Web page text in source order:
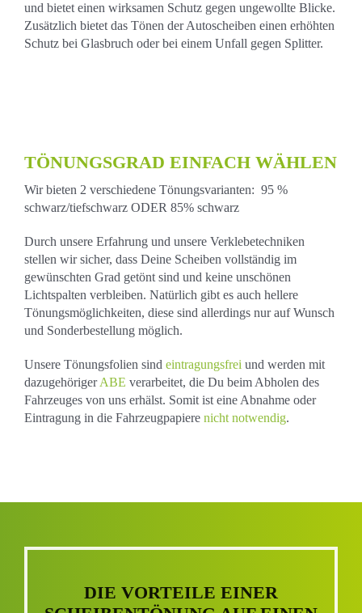
und bietet einen wirksamen Schutz gegen ungewollte Blicke.
Zusätzlich bietet das Tönen der Autoscheiben einen erhöhten
Schutz bei Glasbruch oder bei einem Unfall gegen Splitter.
TÖNUNGSGRAD EINFACH WÄHLEN
Wir bieten 2 verschiedene Tönungsvarianten: 95 %
schwarz/tiefschwarz ODER 85% schwarz
Durch unsere Erfahrung und unsere Verklebetechniken
stellen wir sicher, dass Deine Scheiben vollständig im
gewünschten Grad getönt sind und keine unschönen
Lichtspalten verbleiben. Natürlich gibt es auch hellere
Tönungsmöglichkeiten, diese sind allerdings nur auf Wunsch
und Sonderbestellung möglich.
Unsere Tönungsfolien sind eintragungsfrei und werden mit
dazugehörigerABE verarbeitet, die Du beim Abholen des
Fahrzeuges von uns erhälst. Somit ist eine Abnahme oder
Eintragung in die Fahrzeugpapiere nicht notwendig.
DIE VORTEILE EINER